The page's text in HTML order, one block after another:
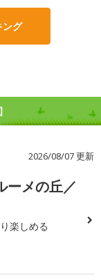
ング
2026/08/07 更新
ーメの丘／
楽しめる